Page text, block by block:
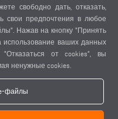
- Германия - Телефон
свободно дать, отказать,
свои предпочтения в любое
Нажав на кнопку "Принять
использование ваших данных
от cookies", вы
ненужные cookies.
файлы